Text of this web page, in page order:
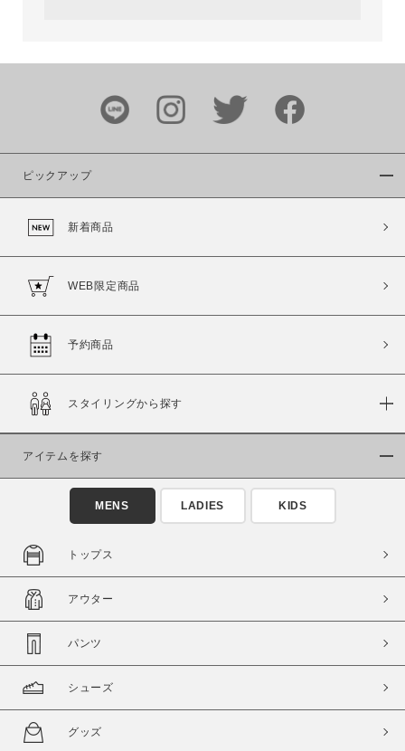
カラー
価格
～
商品タイプ
通常商品 予約商品
在庫
在庫あり 在庫なし含む
ピックアップ
新着商品
WEB限定商品
予約商品
スタイリングから探す
アイテムを探す
MENS LADIES KIDS
トップス
アウター
パンツ
シューズ
グッズ